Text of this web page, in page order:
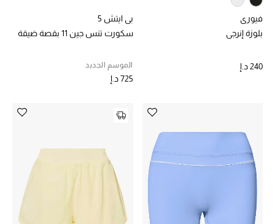
فيوري
بلوزة إنرجي
240 د.إ
بي ايتش 5
سكورت تنس جين 11 بقصة ضيقة
الموسم الجديد
725 د.إ